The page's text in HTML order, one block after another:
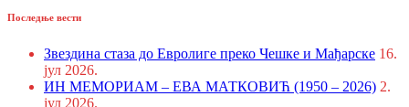
Последње вести
Звездина стаза до Евролиге преко Чешке и Мађарске 16.
јул 2026.
ИН МЕМОРИАМ – ЕВА МАТКОВИЋ (1950 – 2026) 2.
јул 2026.